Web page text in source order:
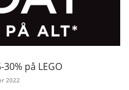
på LEGO
2022